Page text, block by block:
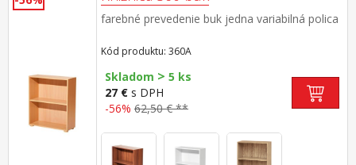
farebné prevedenie buk jedna variabilná polica
Kód produktu: 360A
Skladom > 5 ks
27 € s DPH
-56% 62,50 € **